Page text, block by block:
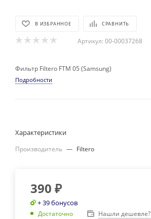
В ИЗБРАННОЕ СРАВНИТЬ
Артикул: 00-00037268
Фильтр Filtero FTM 05 (Samsung)
Подробности
Характеристики
Производитель — Filtero
390 ₽
+ 39 бонусов
Достаточно Нашли дешевле?